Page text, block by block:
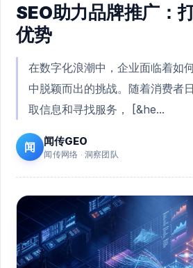
SEO助力品牌推广：
优势
在数字化浪潮中，企业面临着如
中脱颖而出的挑战。随着消费者
取信息和寻找服务， [&he...
闻 闻传GEO
闻传网络 · 洞察团队